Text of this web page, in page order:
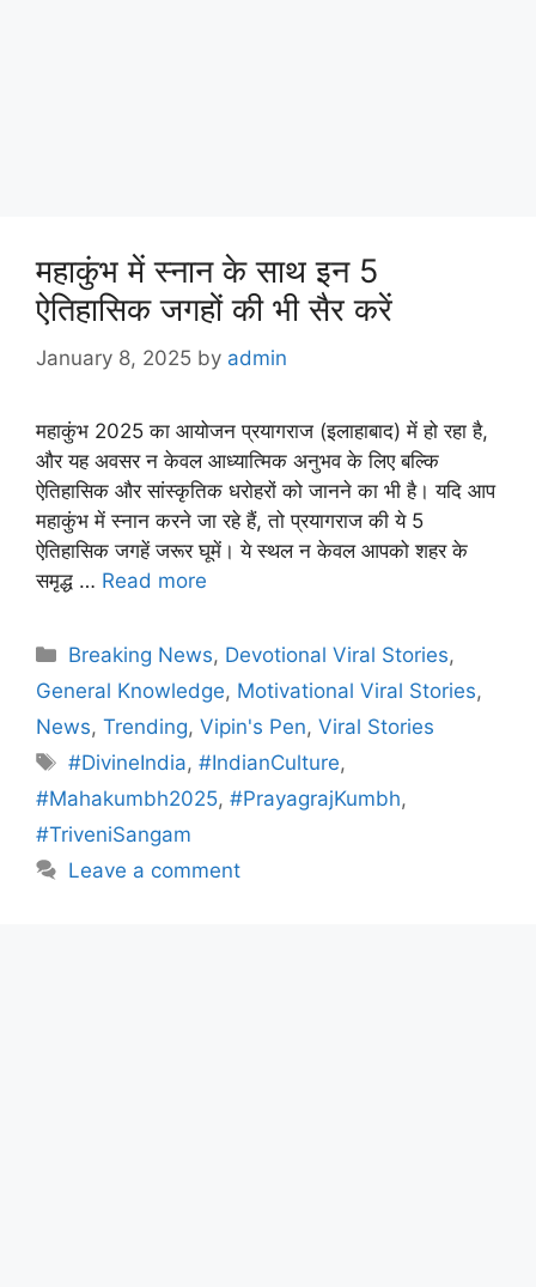
महाकुंभ में स्नान के साथ इन 5
ऐतिहासिक जगहों की भी सैर करें
January 8, 2025 by admin
महाकुंभ 2025 का आयोजन प्रयागराज (इलाहाबाद) में हो रहा है,
और यह अवसर न केवल आध्यात्मिक अनुभव के लिए बल्कि
ऐतिहासिक और सांस्कृतिक धरोहरों को जानने का भी है। यदि आप
महाकुंभ में स्नान करने जा रहे हैं, तो प्रयागराज की ये 5
ऐतिहासिक जगहें जरूर घूमें। ये स्थल न केवल आपको शहर के
समृद्ध … Read more
Categories
Breaking News, Devotional Viral Stories,
General Knowledge, Motivational Viral Stories,
News, Trending, Vipin's Pen, Viral Stories
Tags
#DivineIndia,#IndianCulture,
#Mahakumbh2025, #PrayagrajKumbh,
#TriveniSangam
Leave a comment